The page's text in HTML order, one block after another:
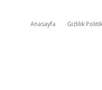
Anasayfa Gizlilik